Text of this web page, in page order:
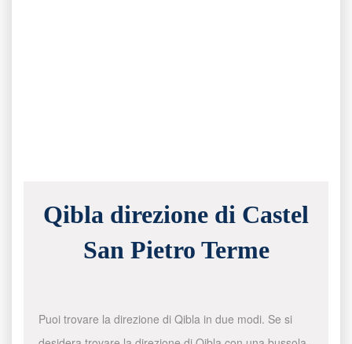
Qibla direzione di Castel
San Pietro Terme
Puoi trovare la direzione di Qibla in due modi. Se si